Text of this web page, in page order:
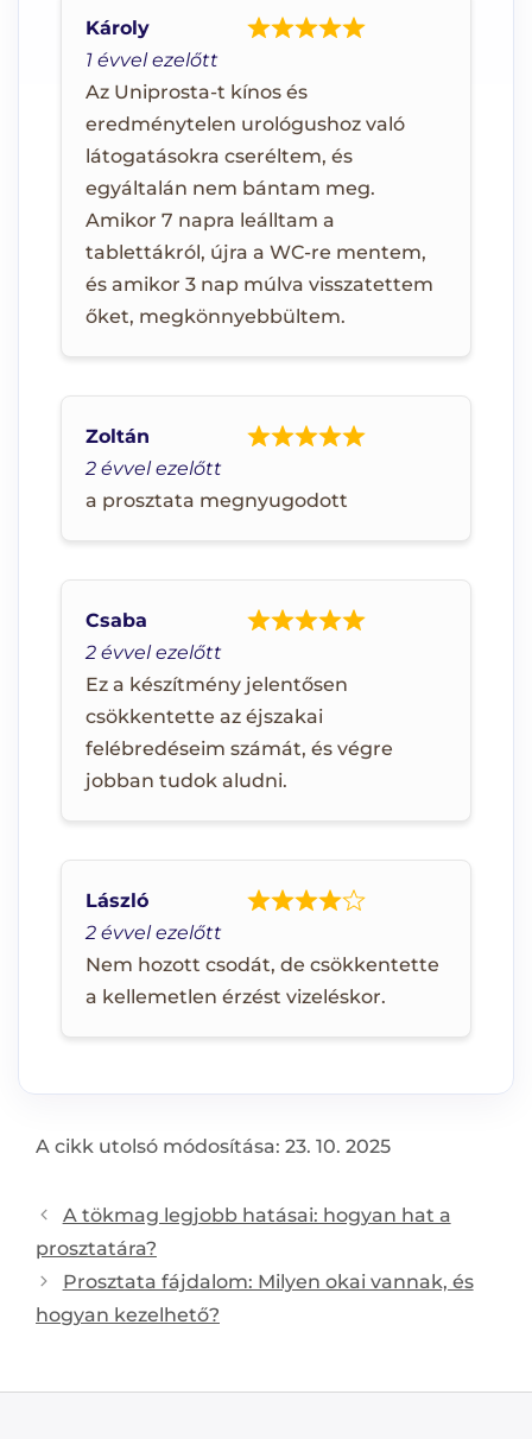
1 évvel ezelőtt
Az Uniprosta-t kínos és
eredménytelen urológushoz való
látogatásokra cseréltem, és
egyáltalán nem bántam meg.
Amikor 7 napra leálltam a
tablettákról, újra a WC-re mentem,
és amikor 3 nap múlva visszatettem
őket, megkönnyebbültem.
Károly
2 évvel ezelőtt
a prosztata megnyugodott
Zoltán
2 évvel ezelőtt
Ez a készítmény jelentősen
csökkentette az éjszakai
felébredéseim számát, és végre
jobban tudok aludni.
Csaba
2 évvel ezelőtt
Nem hozott csodát, de csökkentette
a kellemetlen érzést vizeléskor.
László
A cikk utolsó módosítása: 23. 10. 2025
Post
navigation
A tökmag legjobb hatásai: hogyan hat a
prosztatára?
Prosztata fájdalom: Milyen okai vannak, és
hogyan kezelhető?